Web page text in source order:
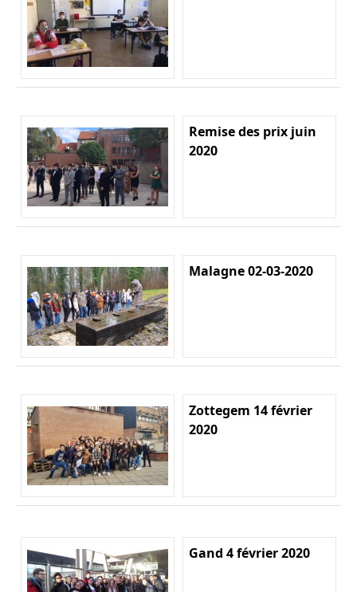
Remise des prix juin
2020
Malagne 02-03-2020
Zottegem 14 février
2020
Gand 4 février 2020